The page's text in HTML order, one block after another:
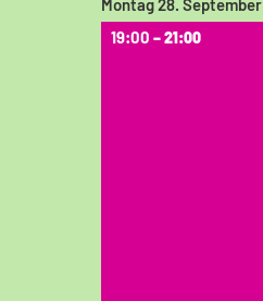
Montag 28. September
19:00– 21:00